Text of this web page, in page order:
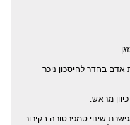
אדם בחדר לחיסכון ניכר
מראש.
שינוי טמפרטורה בקירור